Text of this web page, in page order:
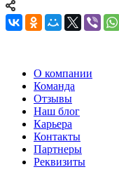
О компании
Команда
Отзывы
Наш блог
Карьера
Контакты
Партнеры
Реквизиты